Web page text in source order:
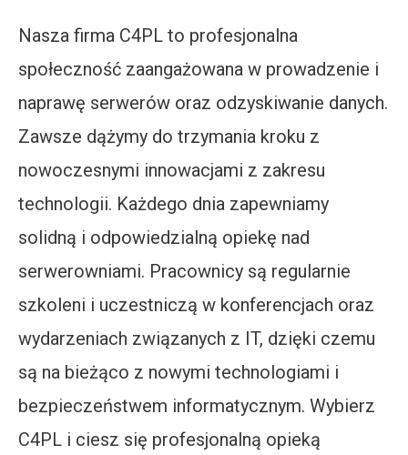
Nasza firma C4PL to profesjonalna
społeczność zaangażowana w prowadzenie i
naprawę serwerów oraz odzyskiwanie danych.
Zawsze dążymy do trzymania kroku z
nowoczesnymi innowacjami z zakresu
technologii. Każdego dnia zapewniamy
solidną i odpowiedzialną opiekę nad
serwerowniami. Pracownicy są regularnie
szkoleni i uczestniczą w konferencjach oraz
wydarzeniach związanych z IT, dzięki czemu
są na bieżąco z nowymi technologiami i
bezpieczeństwem informatycznym. Wybierz
C4PL i ciesz się profesjonalną opieką